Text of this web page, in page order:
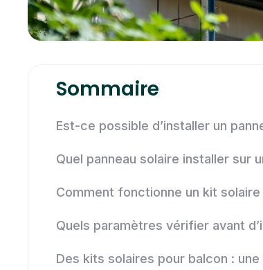
Sommaire
Est-ce possible d’installer un
Quel panneau solaire installer sur
Comment fonctionne un kit solaire
Quels paramètres vérifier avant
Des kits solaires pour balcon :